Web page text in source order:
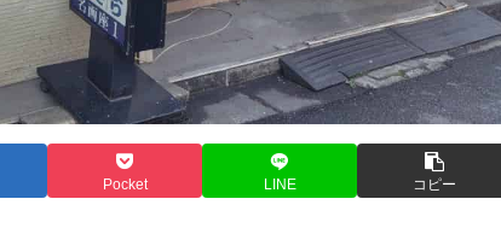
Pocket LINE コピー